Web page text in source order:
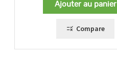
Ajouter au panier
Compare